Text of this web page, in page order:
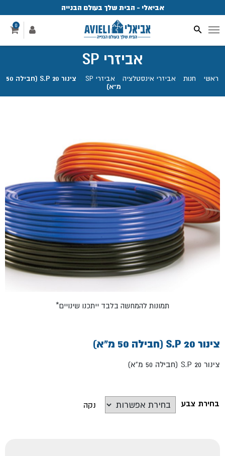
אביאלי - הבית שלך בעולם הבנייה
0
אביזרי SP
ראשי חנות אביזרי אינסטלציה אביזרי SP
צינור S.P 20 (חבילה 50
מ"א)
צינור S.P 20 (חבילה 50 מ"א)
צינור S.P 20 (חבילה 50 מ"א)
בחירת צבע נקה
*תמונות להמחשה בלבד ייתכנו שינויים